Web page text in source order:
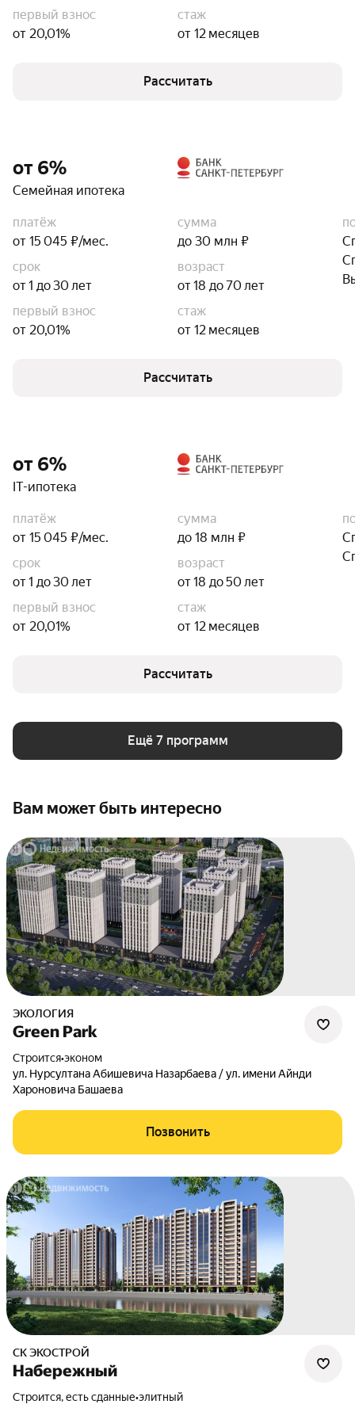
первый взнос
от 20,01%
стаж
от 12 месяцев
Рассчитать
от 6%
Семейная ипотека
платёж
от 15 045 ₽/мес.
сумма
до 30 млн ₽
срок
от 1 до 30 лет
возраст
от 18 до 70 лет
первый взнос
от 20,01%
стаж
от 12 месяцев
Рассчитать
от 6%
IT-ипотека
платёж
от 15 045 ₽/мес.
сумма
до 18 млн ₽
срок
от 1 до 30 лет
возраст
от 18 до 50 лет
первый взнос
от 20,01%
стаж
от 12 месяцев
Рассчитать
Ещё 7 программ
Вам может быть интересно
ЭКОЛОГИЯ
Green Park
Строится•эконом
ул. Нурсултана Абишевича Назарбаева / ул. имени Айнди
Хароновича Башаева
Позвонить
СК ЭКОСТРОЙ
Набережный
Строится, есть сданные•элитный